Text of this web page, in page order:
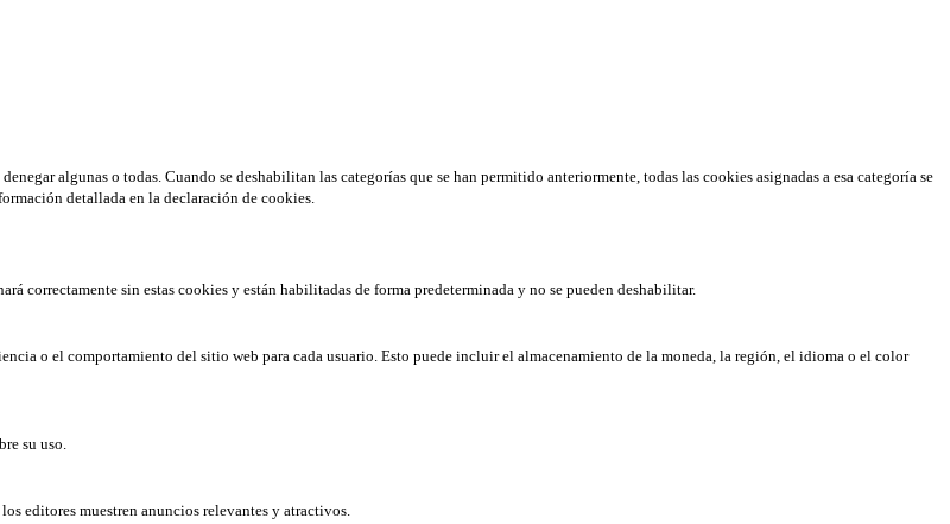
algunas o todas. Cuando se deshabilitan las categorías que se han permitido anteriormente, todas las cookies asignadas a esa categoría se
detallada en la declaración de cookies.
correctamente sin estas cookies y están habilitadas de forma predeterminada y no se pueden deshabilitar.
o el comportamiento del sitio web para cada usuario. Esto puede incluir el almacenamiento de la moneda, la región, el idioma o el color
su uso.
editores muestren anuncios relevantes y atractivos.